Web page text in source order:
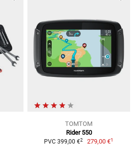
TOMTOM
Rider 550
PVC 399,00 €2 279,00 €1